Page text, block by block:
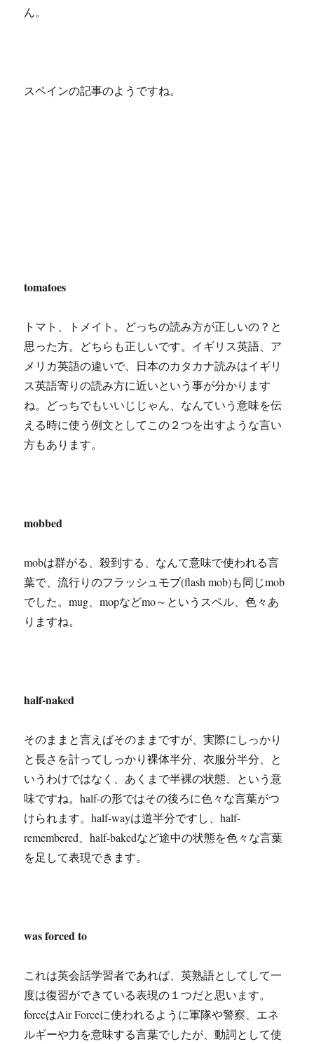
ん。
スペインの記事のようですね。
tomatoes
トマト、トメイト。どっちの読み方が正しいの？と
思った方。どちらも正しいです。イギリス英語、ア
メリカ英語の違いで、日本のカタカナ読みはイギリ
ス英語寄りの読み方に近いという事が分かります
ね。どっちでもいいじじゃん、なんていう意味を伝
える時に使う例文としてこの２つを出すような言い
方もあります。
mobbed
mobは群がる、殺到する、なんて意味で使われる言
葉で、流行りのフラッシュモブ(flash mob)も同じmob
でした。mug、mopなどmo～というスペル、色々あ
りますね。
half-naked
そのままと言えばそのままですが、実際にしっかり
と長さを計ってしっかり裸体半分、衣服分半分、と
いうわけではなく、あくまで半裸の状態、という意
味ですね。half-の形ではその後ろに色々な言葉がつ
けられます。half-wayは道半分ですし、half-
remembered、half-bakedなど途中の状態を色々な言葉
を足して表現できます。
was forced to
これは英会話学習者であれば、英熟語としてして一
度は復習ができている表現の１つだと思います。
forceはAir Forceに使われるように軍隊や警察、エネ
ルギーや力を意味する言葉でしたが、動詞として使